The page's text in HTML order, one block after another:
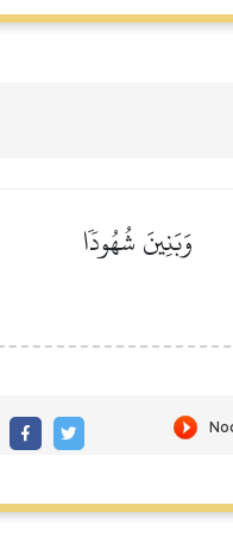
وَبَنِينَ شُهُودٗا